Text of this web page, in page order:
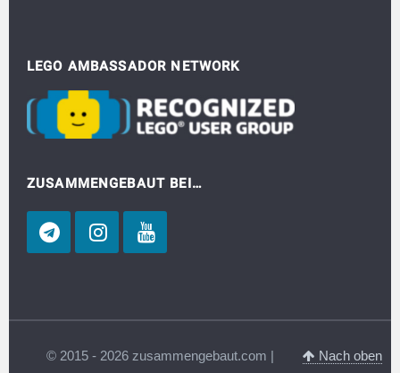
LEGO AMBASSADOR NETWORK
ZUSAMMENGEBAUT BEI…
© 2015 - 2026 zusammengebaut.com | Nach oben